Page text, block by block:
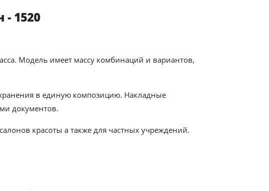
1520
Модель имеет массу комбинаций и вариантов,
в единую композицию. Накладные
документов.
красоты а также для частных учреждений.